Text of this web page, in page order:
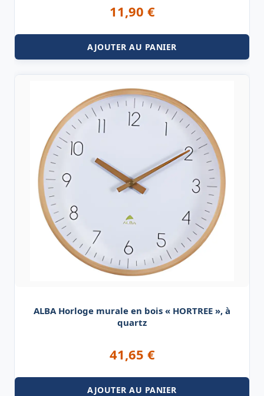
11,90 €
AJOUTER AU PANIER
ALBA Horloge murale en bois « HORTREE », à
quartz
41,65 €
AJOUTER AU PANIER